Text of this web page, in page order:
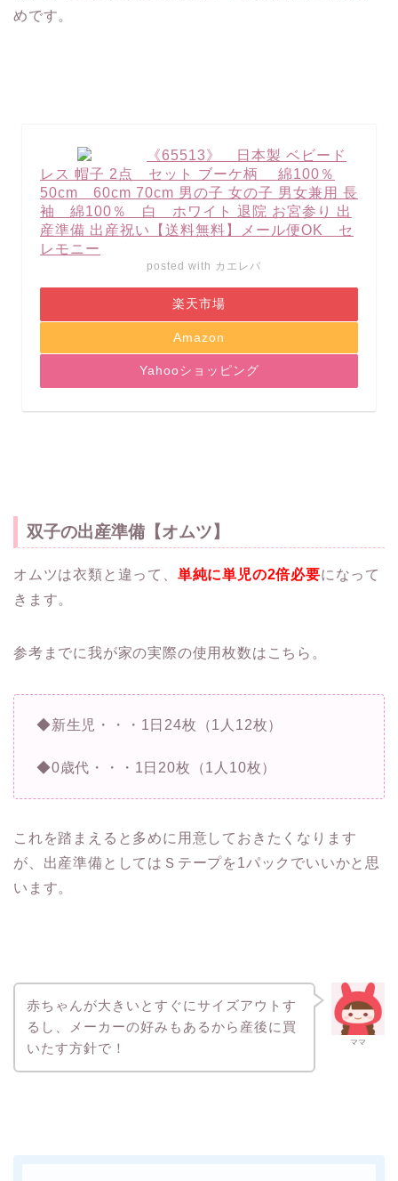
めです。
《65513》 日本製 ベビード
レス 帽子 2点 セット ブーケ柄 綿100％
50cm 60cm 70cm 男の子 女の子 男女兼用 長
袖 綿100％ 白 ホワイト 退院 お宮参り 出
産準備 出産祝い【送料無料】メール便OK セ
レモニー
posted with カエレバ
楽天市場
Amazon
Yahooショッピング
双子の出産準備【オムツ】
オムツは衣類と違って、 単純に単児の2倍必要になって
きます。
参考までに我が家の実際の使用枚数はこちら。
◆新生児・・・1日24枚（1人12枚）
◆0歳代・・・1日20枚（1人10枚）
これを踏まえると多めに用意しておきたくなります
が、出産準備としてはＳテープを1パックでいいかと思
います。
ママ
赤ちゃんが大きいとすぐにサイズアウトす
るし、メーカーの好みもあるから産後に買
いたす方針で！